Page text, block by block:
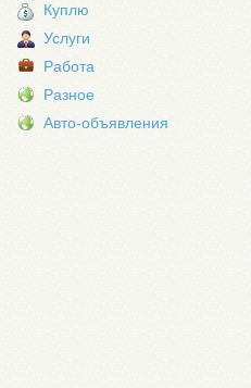
Куплю
Услуги
Работа
Разное
Авто-объявления